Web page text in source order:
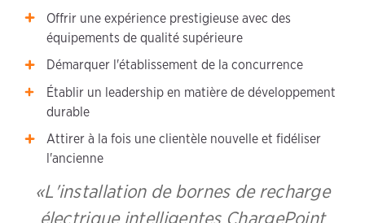
Offrir une expérience prestigieuse avec des
équipements de qualité supérieure
Démarquer l'établissement de la concurrence
Établir un leadership en matière de développement
durable
Attirer à la fois une clientèle nouvelle et fidéliser
l'ancienne
L'installation de bornes de recharge
électrique intelligentes ChargePoint